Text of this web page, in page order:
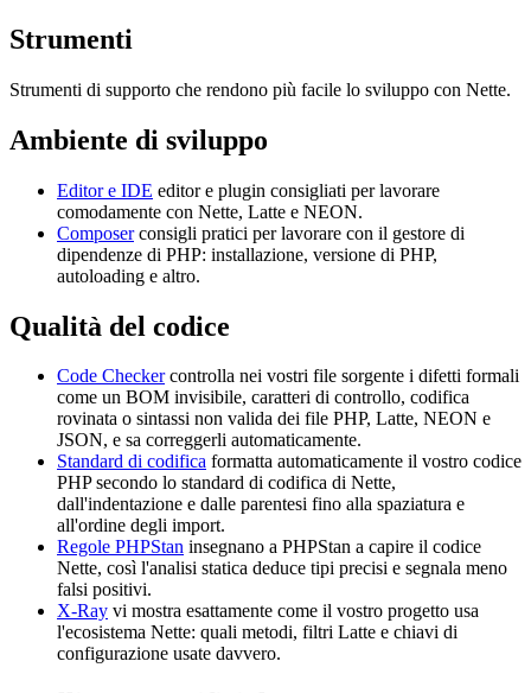
Strumenti
Strumenti di supporto che rendono più facile lo sviluppo con Nette.
Ambiente di sviluppo
Editor e IDE editor e plugin consigliati per lavorare
comodamente con Nette, Latte e NEON.
Composerconsigli pratici per lavorare con il gestore di
dipendenze di PHP: installazione, versione di PHP,
autoloading e altro.
Qualità del codice
Code Checkercontrolla nei vostri file sorgente i difetti formali
come un BOM invisibile, caratteri di controllo, codifica
rovinata o sintassi non valida dei file PHP, Latte, NEON e
JSON, e sa correggerli automaticamente.
Standard di codifica formatta automaticamente il vostro codice
PHP secondo lo standard di codifica di Nette,
dall'indentazione e dalle parentesi fino alla spaziatura e
all'ordine degli import.
Regole PHPStan insegnano a PHPStan a capire il codice
Nette, così l'analisi statica deduce tipi precisi e segnala meno
falsi positivi.
X-Ray vi mostra esattamente come il vostro progetto usa
l'ecosistema Nette: quali metodi, filtri Latte e chiavi di
configurazione usate davvero.